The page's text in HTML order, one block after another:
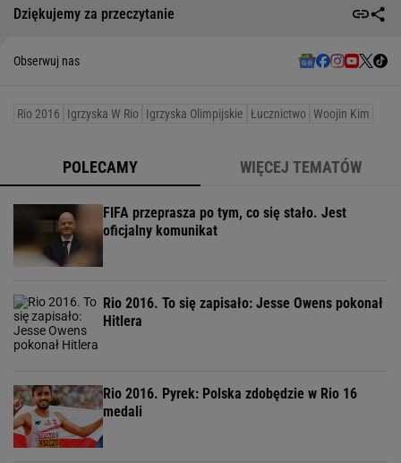
Dziękujemy za przeczytanie
Obserwuj nas
Rio 2016 Igrzyska W Rio Igrzyska Olimpijskie Łucznictwo Woojin Kim
POLECAMY WIĘCEJ TEMATÓW
FIFA przeprasza po tym, co się stało. Jest
oficjalny komunikat
Rio 2016. To się zapisało: Jesse Owens pokonał
Hitlera
Rio 2016. Pyrek: Polska zdobędzie w Rio 16
medali